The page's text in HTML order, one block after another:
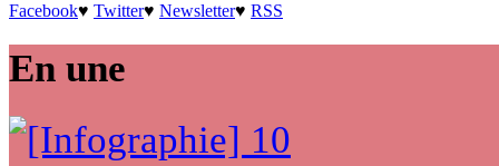
Facebook♥ Twitter♥ Newsletter♥ RSS
En une